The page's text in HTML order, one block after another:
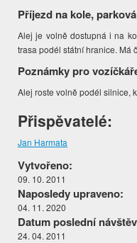
Příjezd na kole,
Alej je volně dostupná i na
trasa podél státní hranice. Má
Poznámky pro
Alej roste volně podél silnice,
Přispěvatelé:
Jan Harmata
Vytvořeno:
09. 10. 2011
Naposledy upraveno:
04. 11. 2020
Datum poslední
24. 04. 2011